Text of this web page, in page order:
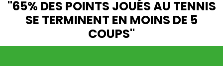
"65% DES POINTS JOUÉS AU TENNIS
SE TERMINENT EN MOINS DE 5
COUPS"